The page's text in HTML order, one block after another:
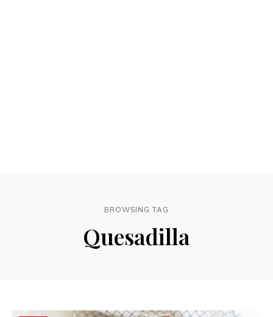
BROWSING TAG
Quesadilla